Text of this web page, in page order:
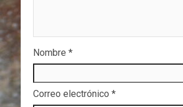
Nombre *
Correo electrónico *